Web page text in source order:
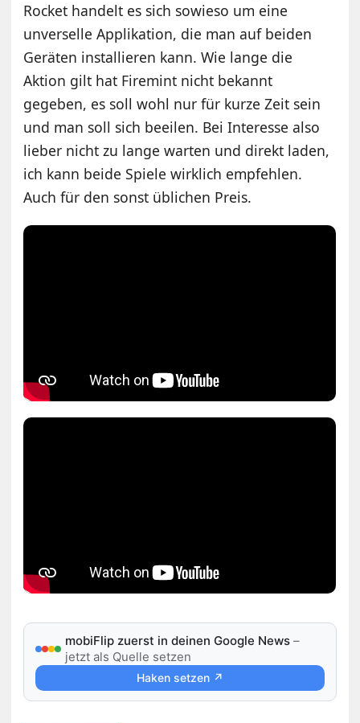
Rocket handelt es sich sowieso um eine
unverselle Applikation, die man auf beiden
Geräten installieren kann. Wie lange die
Aktion gilt hat Firemint nicht bekannt
gegeben, es soll wohl nur für kurze Zeit sein
und man soll sich beeilen. Bei Interesse also
lieber nicht zu lange warten und direkt laden,
ich kann beide Spiele wirklich empfehlen.
Auch für den sonst üblichen Preis.
mobiFlip zuerst in deinen Google News –
jetzt als Quelle setzen
Haken setzen ↗